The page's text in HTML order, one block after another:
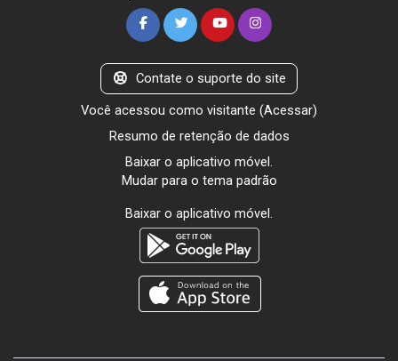
Contate o suporte do site
Você acessou como visitante (Acessar)
Resumo de retenção de dados
Baixar o aplicativo móvel.
Mudar para o tema padrão
Baixar o aplicativo móvel.